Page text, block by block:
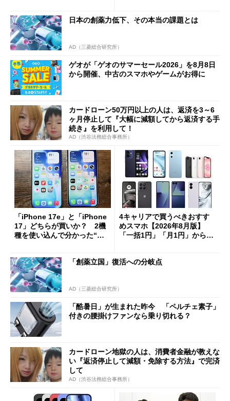
日本の創薬力低下、その本当の課題とは
AD（三菱総合研究所）
ゲオが「ゲオのサマーセール2026」を8月8日
から開催、中古のスマホやゲームがお得に
カードローン50万円以上の人は、返済を3～6
ヶ月停止して『大幅に減額してから返済する手
続き』を利用して！
AD（渋谷法務総合事務所）
「iPhone 17e」と「iPhone
17」どちらが買いか？ 2機
種を使い込んで分かった“ス
4キャリアで買うべきおすす
めスマホ【2026年8月版】
「一括1円」「月1円」からお
「創薬立国」復活への分岐点
AD（三菱総合研究所）
「酷暑日」が生まれた昨今 「ペルチェ素子」
付きの腰掛けファンなら乗り切れる？
カードローン地獄の人は、消費者金融が教えな
い『返済停止して減額・免除する方法』で完済
して
AD（渋谷法務総合事務所）